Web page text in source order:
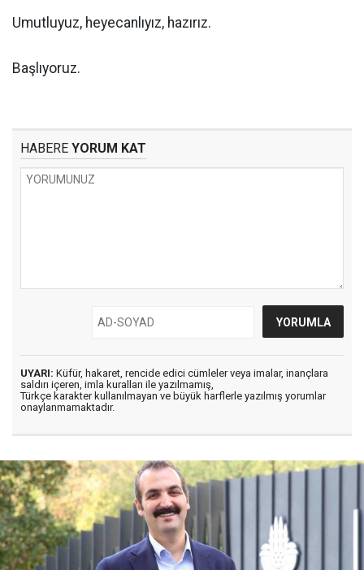
Umutluyuz, heyecanlıyız, hazırız.
Başlıyoruz.
HABERE YORUM KAT
UYARI: Küfür, hakaret, rencide edici cümleler veya imalar, inançlara
saldırı içeren, imla kuralları ile yazılmamış,
Türkçe karakter kullanılmayan ve büyük harflerle yazılmış yorumlar
onaylanmamaktadır.